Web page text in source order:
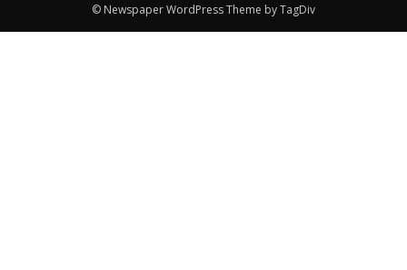
© Newspaper WordPress Theme by TagDiv